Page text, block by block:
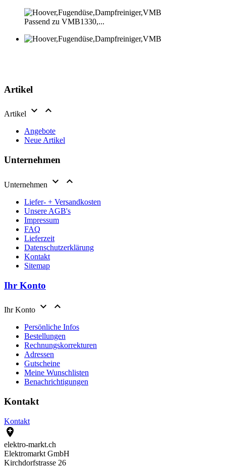
Passend zu VMB1330,...
Artikel
Artikel  
Angebote
Neue Artikel
Unternehmen
Unternehmen  
Liefer- + Versandkosten
Unsere AGB's
Impressum
FAQ
Lieferzeit
Datenschutzerklärung
Kontakt
Sitemap
Ihr Konto
Ihr Konto  
Persönliche Infos
Bestellungen
Rechnungskorrekturen
Adressen
Gutscheine
Meine Wunschlisten
Benachrichtigungen
Kontakt
Kontakt

elektro-markt.ch
Elektromarkt GmbH
Kirchdorfstrasse 26